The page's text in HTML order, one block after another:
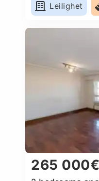
Leilighet
265 000€